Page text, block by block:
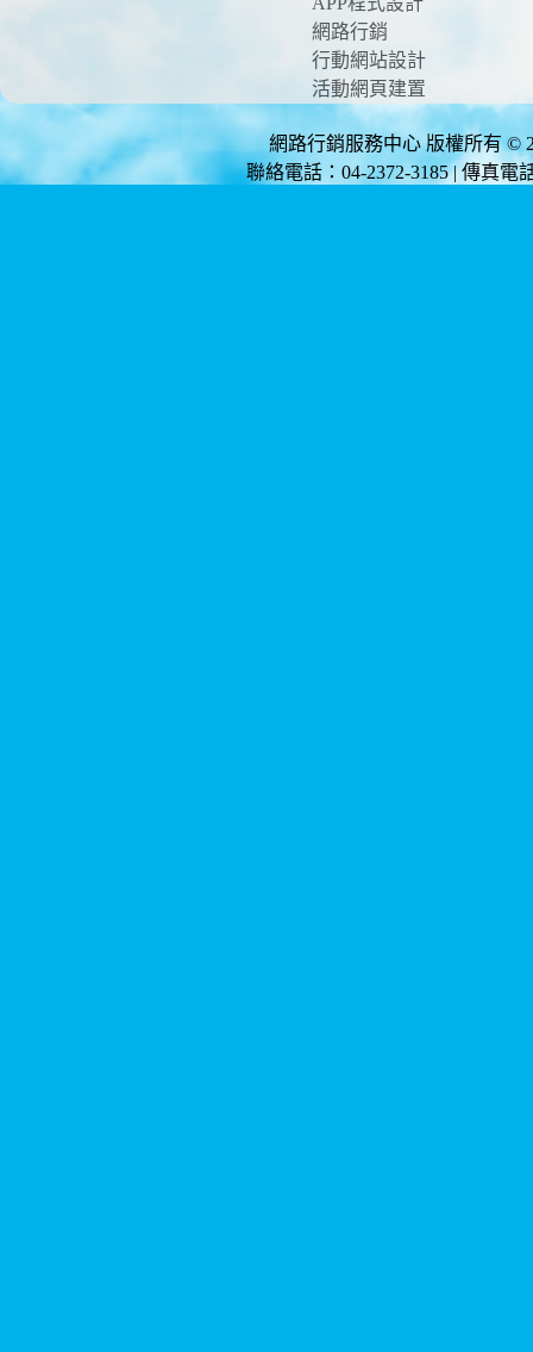
網路行銷
行動網站設計
活動網頁建置
網路行銷服務中心 版權所有 ©
聯絡電話：04-2372-3185 | 傳真電